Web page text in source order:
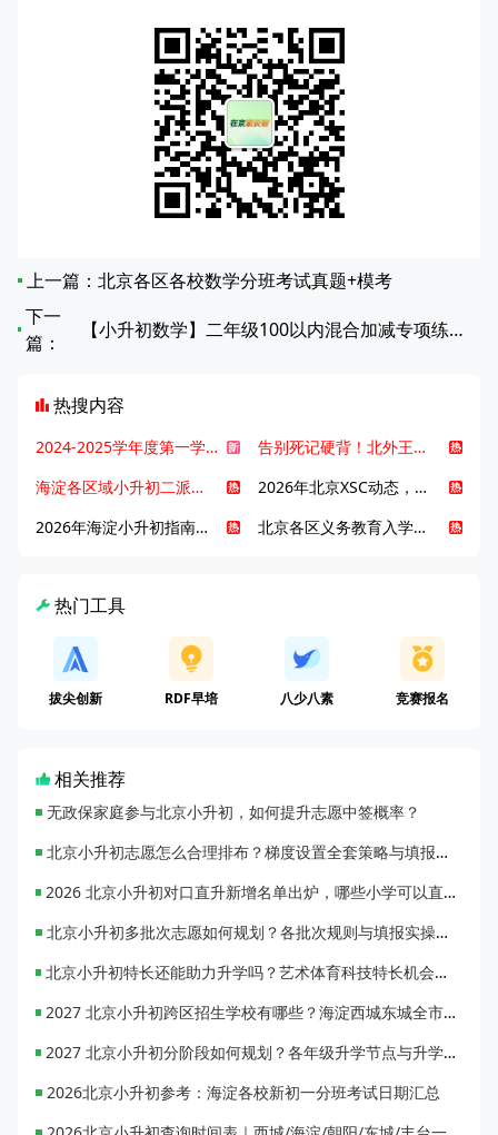
上一篇： 北京各区各校数学分班考试真题+模考
下一
篇：
【小升初数学】二年级100以内混合加减专项练习（第81~100篇）
热搜内容
2024-2025学年度第一学期北京各区期末考试真题试卷汇总
告别死记硬背！北外王牌精读词汇课，帮孩子突破英语词汇难关
海淀各区域小升初二派全攻略合集！区域一至五志愿填报、升学策略详解
2026年北京XSC动态，持续更新中ing...
2026年海淀小升初指南，一文了解招生政策要点
北京各区义务教育入学咨询电话汇总，25年小升初家长提前收藏
热门工具
拔尖创新 RDF早培 八少八素 竞赛报名
相关推荐
无政保家庭参与北京小升初，如何提升志愿中签概率？
北京小升初志愿怎么合理排布？梯度设置全套策略与填报避坑指南
2026 北京小升初对口直升新增名单出炉，哪些小学可以直升优质初中？
北京小升初多批次志愿如何规划？各批次规则与填报实操指南
北京小升初特长还能助力升学吗？艺术体育科技特长机会与误区全面解析
2027 北京小升初跨区招生学校有哪些？海淀西城东城全市招生校完整汇总
2027 北京小升初分阶段如何规划？各年级升学节点与升学通道全梳理
2026北京小升初参考：海淀各校新初一分班考试日期汇总